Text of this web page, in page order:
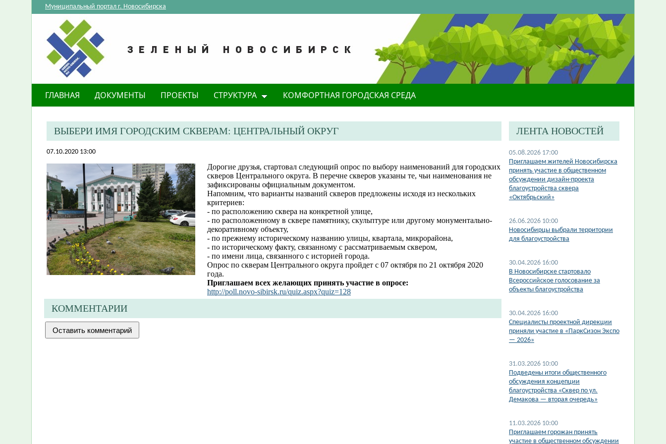
Муниципальный портал г. Новосибирска
ГЛАВНАЯ ДОКУМЕНТЫ ПРОЕКТЫ СТРУКТУРА КОМФОРТНАЯ ГОРОДСКАЯ СРЕДА
ВЫБЕРИ ИМЯ ГОРОДСКИМ СКВЕРАМ: ЦЕНТРАЛЬНЫЙ ОКРУГ
07.10.2020 13:00
Дорогие друзья, стартовал следующий опрос по выбору наименований для городских
скверов Центрального округа. В перечне скверов указаны те, чьи наименования не
зафиксированы официальным документом.
Напомним, что варианты названий скверов предложены исходя из нескольких
критериев:
- по расположению сквера на конкретной улице,
- по расположенному в сквере памятнику, скульптуре или другому монументально-
декоративному объекту,
- по прежнему историческому названию улицы, квартала, микрорайона,
- по историческому факту, связанному с рассматриваемым сквером,
- по имени лица, связанного с историей города.
Опрос по скверам Центрального округа пройдет с 07 октября по 21 октября 2020
года.
Приглашаем всех желающих принять участие в опросе:
http://poll.novo-sibirsk.ru/quiz.aspx?quiz=128
КОММЕНТАРИИ
ЛЕНТА НОВОСТЕЙ
05.08.2026 17:00
​Приглашаем жителей Новосибирска
принять участие в общественном
обсуждении дизайн-проекта
благоустройства сквера
«Октябрьский»
26.06.2026 10:00
​Новосибирцы выбрали территории
для благоустройства
30.04.2026 16:00
В Новосибирске стартовало
Всероссийское голосование за
объекты благоустройства
30.04.2026 16:00
​Специалисты проектной дирекции
приняли участие в «ПаркСизон Экспо
— 2026»
31.03.2026 10:00
Подведены итоги общественного
обсуждения концепции
благоустройства «Сквер по ул.
Демакова — вторая очередь»
11.03.2026 10:00
Приглашаем горожан принять
участие в общественном обсуждении